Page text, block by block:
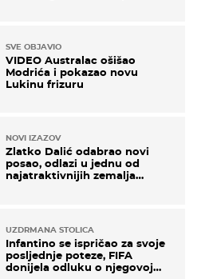
SVE OBJAVIO
VIDEO Australac ošišao
Modrića i pokazao novu
Lukinu frizuru
NOVI IZAZOV
Zlatko Dalić odabrao novi
posao, odlazi u jednu od
najatraktivnijih zemalja
UZDRMANA STOLICA
Infantino se ispričao za svoje
posljednje poteze, FIFA
donijela odluku o njegovoj